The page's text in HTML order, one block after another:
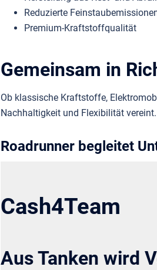
Reduzierte
Premium-Kraftstoffqualität
Gemeinsam in
Ob klassische Kraftstoffe,
Nachhaltigkeit und Flexibilität vereint.
Roadrunner begleitet
Cash4Team
Aus Tanken wird